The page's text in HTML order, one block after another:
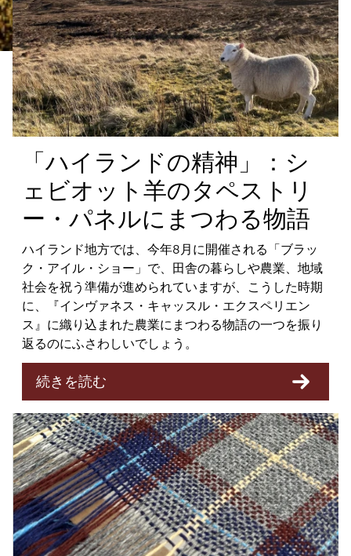
「ハイランドの精神」：シ
ェビオット羊のタペストリ
ー・パネルにまつわる物語
ハイランド地方では、今年8月に開催される「ブラッ
ク・アイル・ショー」で、田舎の暮らしや農業、地域
社会を祝う準備が進められていますが、こうした時期
に、『インヴァネス・キャッスル・エクスペリエン
ス』に織り込まれた農業にまつわる物語の一つを振り
返るのにふさわしいでしょう。
続きを読む